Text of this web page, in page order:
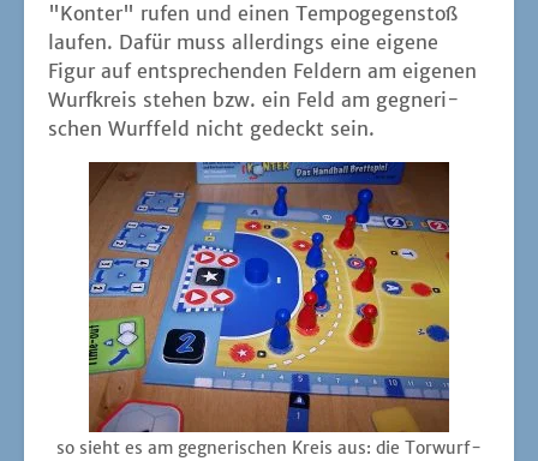
"Kon­ter" rufen und einen Tem­po­ge­gen­stoß
lau­fen. Dafür muss aller­dings eine eige­ne
Figur auf ent­spre­chen­den Fel­dern am eige­nen
Wurf­kreis ste­hen bzw. ein Feld am geg­ne­ri­
schen Wurf­feld nicht gedeckt sein.
so sieht es am geg­ne­ri­schen Kreis aus: die Tor­wurf­